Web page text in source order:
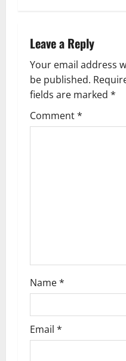
v
i
g
a
Leave a Reply
Your email address
be published.
fields are marked *
Comment*
Name*
Email *